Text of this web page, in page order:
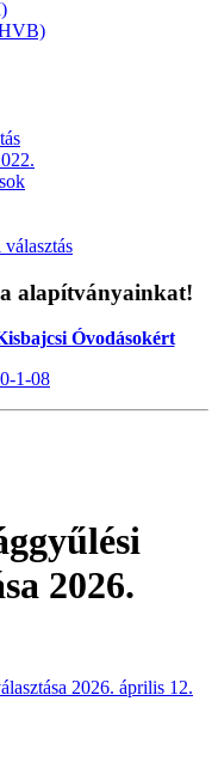
alapítványainkat!
Óvodásokért
1-08
2026.
2026. április 12.